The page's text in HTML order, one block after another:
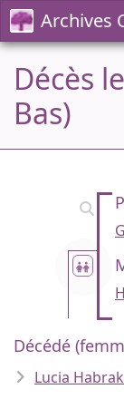
Archives
Décès
Bas)
Décédé
Lucia